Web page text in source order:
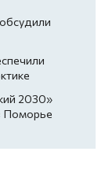
2030»
Поморье